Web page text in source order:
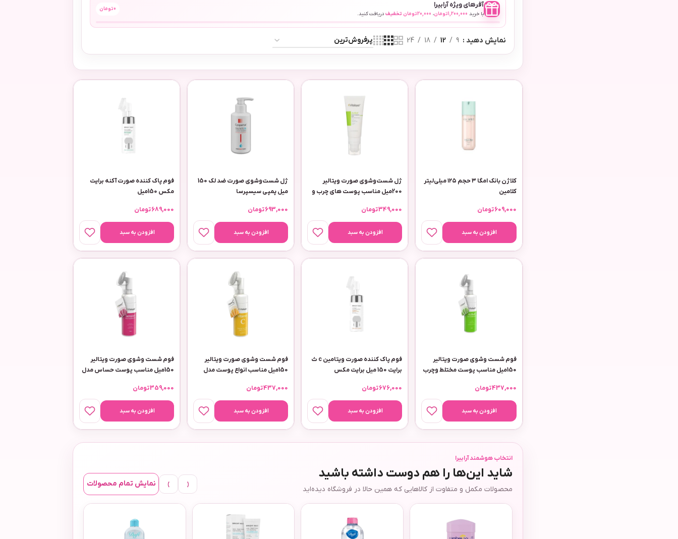
آفرهای ویژه آرابیرا
با خرید 1,200,000تومان، 20,000تومان تخفیف دریافت کنید.
0تومان
نمایش دهید 9
12
18
24
کلاژن بانک امگا ۳ حجم ۱۲۵ میلی‌لیتر
کلامین
609,000تومان
افزودن به سبد
ژل شست‌وشوی صورت ویتالیر
200میل مناسب پوست های چرب و
349,000تومان
افزودن به سبد
ژل شست‌وشوی صورت ضد لک 150
میل پمپی سیسپرسا
693,000تومان
افزودن به سبد
فوم پاک کننده صورت آکنه برایت
مکس 150میل
689,000تومان
افزودن به سبد
فوم شست وشوی صورت ویتالیر
150میل مناسب پوست مختلط وچرب
437,000تومان
افزودن به سبد
فوم پاک کننده صورت ویتامین c ث
برایت 150 میل برایت مکس
676,000تومان
افزودن به سبد
فوم شست وشوی صورت ویتالیر
150میل مناسب انواع پوست مدل
437,000تومان
افزودن به سبد
فوم شست وشوی صورت ویتالیر
150میل مناسب پوست حساس مدل
359,000تومان
افزودن به سبد
انتخاب هوشمند آرابیرا
شاید این‌ها را هم دوست داشته باشید
محصولات مکمل و متفاوت از کالاهایی که همین حالا در فروشگاه دیده‌اید ‹
› نمایش تمام محصولات